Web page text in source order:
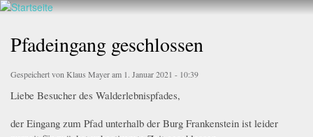
Direkt
Walderlebnis
e.V.
hier
Pfadeingang geschlossen
Gespeichert von Klaus Mayeram 1. Januar 2021 - 10:39
Liebe Besucher des Walderlebnispfades,
der Eingang zum Pfad unterhalb der Burg Frankenstein ist leider